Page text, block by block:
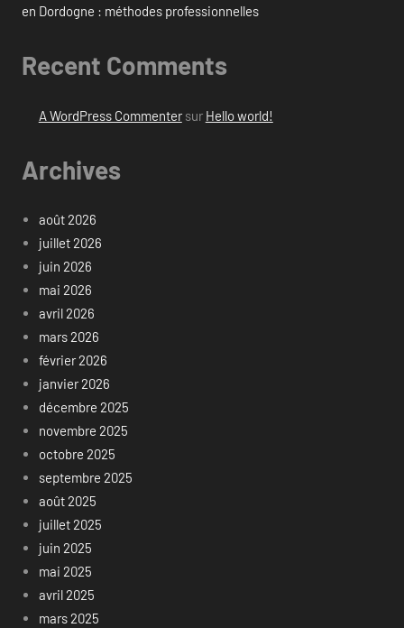
en Dordogne : méthodes professionnelles
Recent Comments
A WordPress Commentersur Hello world!
Archives
août 2026
juillet 2026
juin 2026
mai 2026
avril 2026
mars 2026
février 2026
janvier 2026
décembre 2025
novembre 2025
octobre 2025
septembre 2025
août 2025
juillet 2025
juin 2025
mai 2025
avril 2025
mars 2025